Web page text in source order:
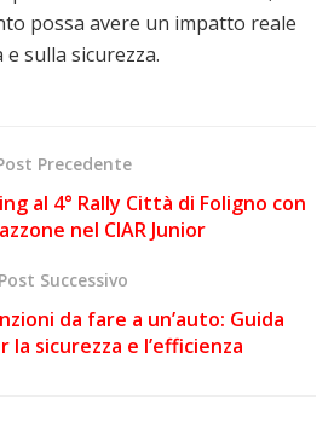
possa avere un impatto reale
sulla sicurezza.
Precedente
al 4° Rally Città di Foligno con
nel CIAR Junior
Post Successivo
da fare a un’auto: Guida
la sicurezza e l’efficienza